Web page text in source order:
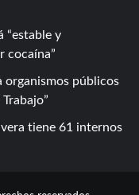
“estable y
cocaína
organismos públicos
tiene 61 internos